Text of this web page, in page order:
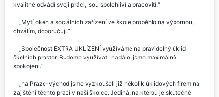
kvalitně odvádí svoji práci, jsou spolehliví a pracovití.
Mytí oken a sociálních zařízení ve škole proběhlo na výbornou,
chválím, doporučuji.
Společnost EXTRA UKLÍZENÍ využíváme na pravidelný úklid
školních prostor. Budeme využívat i nadále, jsme maximálně
spokojeni.
na Praze-východ jsme vyzkoušeli již několik úklidových firem na
zajištění těchto prací v naší školce. Jediná, na kterou je skutečně